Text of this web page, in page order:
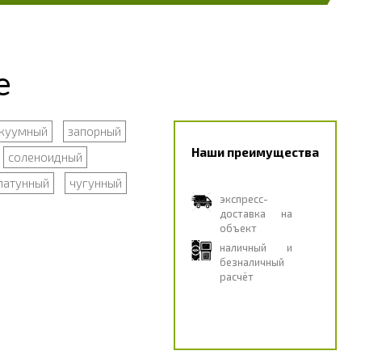
запорный
соленоидный
чугунный
Наши преимущества
экспресс-
доставка на
объект
наличный и
безналичный
расчёт